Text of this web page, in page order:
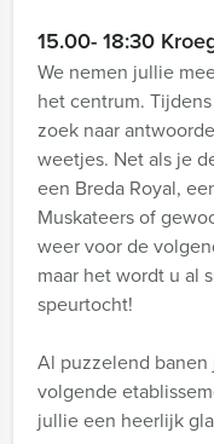
15.00- 18:30
We nemen jullie
het centrum.
zoek naar
weetjes. Net als je
een Breda Royal,
Muskateers of
weer voor de
maar het wordt u al
speurtocht!
Al puzzelend
volgende
jullie een heerlijk